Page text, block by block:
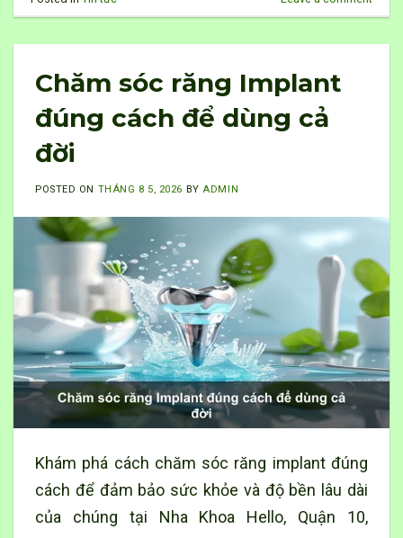
Chăm sóc răng Implant
đúng cách để dùng cả
đời
POSTED ON THÁNG 8 5, 2026 BYADMIN
Khám phá cách chăm sóc răng implant đúng
cách để đảm bảo sức khỏe và độ bền lâu dài
của chúng tại Nha Khoa Hello, Quận 10,